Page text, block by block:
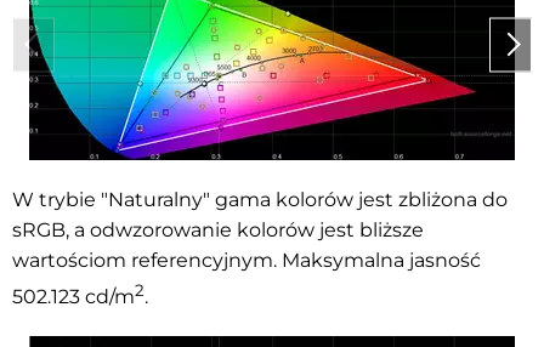
W trybie "Naturalny" gama kolorów jest zbliżona do
sRGB, a odwzorowanie kolorów jest bliższe
wartościom referencyjnym. Maksymalna jasność
502.123 cd/m2.